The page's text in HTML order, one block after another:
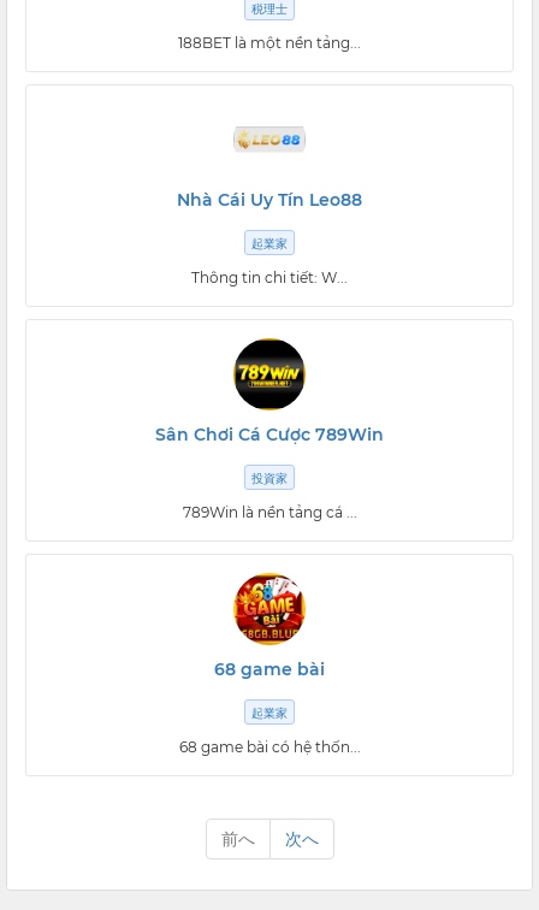
税理士
188BET là một nền tảng...
Nhà Cái Uy Tín Leo88
起業家
Thông tin chi tiết: W...
Sân Chơi Cá Cược 789Win
投資家
789Win là nền tảng cá ...
68 game bài
起業家
68 game bài có hệ thốn...
前へ 次へ